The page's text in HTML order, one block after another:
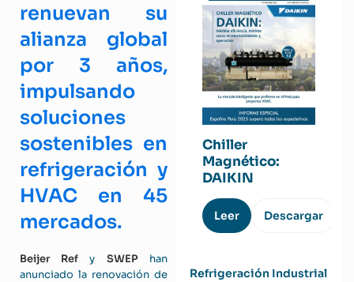
renuevan su
alianza global
por 3 años,
impulsando
soluciones
sostenibles en
refrigeración y
HVAC en 45
mercados.
Beijer Ref y SWEPhan
anunciado la renovación de
Chiller
Magnético:
DAIKIN
Leer Descargar
Refrigeración Industrial